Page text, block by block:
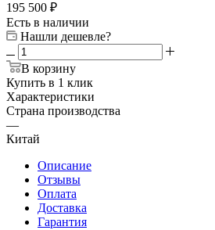
195 500 ₽
Есть в наличии
Нашли дешевле?
В корзину
Купить в 1 клик
Характеристики
Страна производства
—
Китай
Описание
Отзывы
Оплата
Доставка
Гарантия